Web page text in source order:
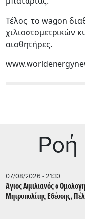
Τέλος, το wagon
χιλιοστομετρικών
αισθητήρες.
Ρoή
07/08/2026 - 21:30
Άγιος Αιμιλιανός ο
Μητροπολίτης Εδέσσης,